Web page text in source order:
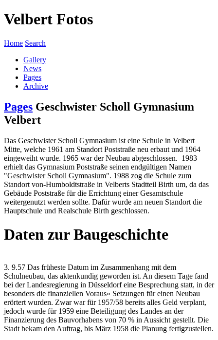
Velbert Fotos
Home Search
Gallery
News
Pages
Archive
Pages Geschwister Scholl Gymnasium
Velbert
Das Geschwister Scholl Gymnasium ist eine Schule in Velbert
Mitte, welche 1961 am Standort Poststraße neu erbaut und 1964
eingeweiht wurde. 1965 war der Neubau abgeschlossen. 1983
erhielt das Gymnasium Poststraße seinen endgültigen Namen
"Geschwister Scholl Gymnasium". 1988 zog die Schule zum
Standort von-Humboldtstraße in Velberts Stadtteil Birth um, da das
Gebäude Poststraße für die Errichtung einer Gesamtschule
weitergenutzt werden sollte. Dafür wurde am neuen Standort die
Hauptschule und Realschule Birth geschlossen.
Daten zur Baugeschichte
3. 9.57 Das früheste Datum im Zusammenhang mit dem
Schulneubau, das aktenkundig geworden ist. An diesem Tage fand
bei der Landesregierung in Düsseldorf eine Besprechung statt, in der
besonders die finanziellen Voraus» Setzungen für einen Neubau
erörtert wurden. Zwar war für 1957/58 bereits alles Geld verplant,
jedoch wurde für 1959 eine Beteiligung des Landes an der
Finanzierung des Bauvorhabens von 70 % in Aussicht gestellt. Die
Stadt bekam den Auftrag, bis März 1958 die Planung fertigzustellen.